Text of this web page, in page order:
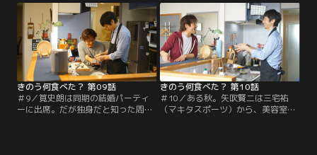
てきてくれたことが嬉しかった賢二
は、いつになく上機嫌。翌日、風邪
で寝込んだ史朗のお世話すらやけに
楽しげだ。看病のためキッチンに立
つ賢二。だがあまりの手際の悪さ
に、史朗は気が気でなく…。
吉）の同性カップル…ただでさえ肩
身が狭いのにと周囲の目を気にする
史朗。店内の客が自分たちに違和感
を感じているのを察知し初対面の2
人を冷たくあしらってしまう。さら
に帰り道で史朗は賢二に…。
きのう何食べた？ 第09話
＃9／筧史朗は同期の結婚パーティ
ーに出席。だが独身だと知った周囲
きのう何食べた？ 第10話
＃10／ある秋。矢吹賢二は三宅祐
（マキタスポーツ）から、美容室の